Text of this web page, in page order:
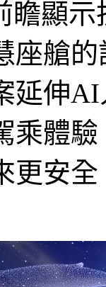
瞻顯
座艙
延伸
乘體
更安